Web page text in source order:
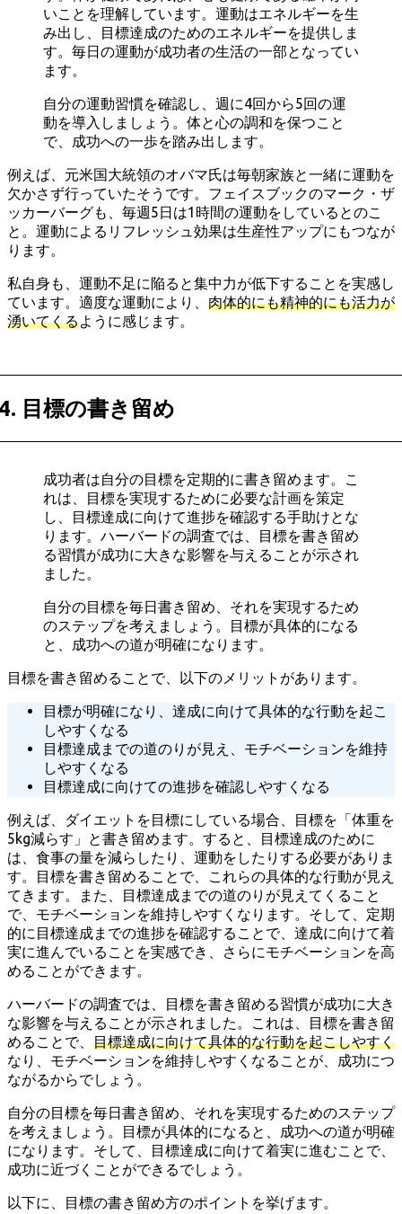
いことを理解しています。運動はエネルギーを生
み出し、目標達成のためのエネルギーを提供しま
す。毎日の運動が成功者の生活の一部となってい
ます。
自分の運動習慣を確認し、週に4回から5回の運
動を導入しましょう。体と心の調和を保つこと
で、成功への一歩を踏み出します。
例えば、元米国大統領のオバマ氏は毎朝家族と一緒に運動を
欠かさず行っていたそうです。フェイスブックのマーク・ザ
ッカーバーグも、毎週5日は1時間の運動をしているとのこ
と。運動によるリフレッシュ効果は生産性アップにもつなが
ります。
私自身も、運動不足に陥ると集中力が低下することを実感し
ています。適度な運動により、 肉体的にも精神的にも活力が
湧いてくるように感じます。
目標の書き留め
成功者は自分の目標を定期的に書き留めます。こ
れは、目標を実現するために必要な計画を策定
し、目標達成に向けて進捗を確認する手助けとな
ります。ハーバードの調査では、目標を書き留め
る習慣が成功に大きな影響を与えることが示され
ました。
自分の目標を毎日書き留め、それを実現するため
のステップを考えましょう。目標が具体的になる
と、成功への道が明確になります。
目標を書き留めることで、以下のメリットがあります。
目標が明確になり、達成に向けて具体的な行動を起こ
しやすくなる
目標達成までの道のりが見え、モチベーションを維持
しやすくなる
目標達成に向けての進捗を確認しやすくなる
例えば、ダイエットを目標にしている場合、目標を「体重を
5kg減らす」と書き留めます。すると、目標達成のために
は、食事の量を減らしたり、運動をしたりする必要がありま
す。目標を書き留めることで、これらの具体的な行動が見え
てきます。また、目標達成までの道のりが見えてくること
で、モチベーションを維持しやすくなります。そして、定期
的に目標達成までの進捗を確認することで、達成に向けて着
実に進んでいることを実感でき、さらにモチベーションを高
めることができます。
ハーバードの調査では、目標を書き留める習慣が成功に大き
な影響を与えることが示されました。これは、目標を書き留
めることで、 目標達成に向けて具体的な行動を起こしやすく
なり、モチベーションを維持しやすくなることが、成功につ
ながるからでしょう。
自分の目標を毎日書き留め、それを実現するためのステップ
を考えましょう。目標が具体的になると、成功への道が明確
になります。そして、目標達成に向けて着実に進むことで、
成功に近づくことができるでしょう。
以下に、目標の書き留め方のポイントを挙げます。